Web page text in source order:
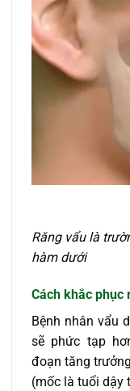
Răng vẩu là
hàm dưới
Cách khắc phục
Bệnh nhân vẩu
sẽ phức tạp
đoạn tăng
(mốc là tuổi dậy